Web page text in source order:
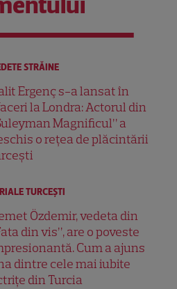
STRĂINE
Ergenç s-a lansat în
la Londra: Actorul din
Magnificul” a
o rețea de plăcintării
TURCEŞTI
Özdemir, vedeta din
din vis”, are o poveste
Cum a ajuns
dintre cele mai iubite
din Turcia